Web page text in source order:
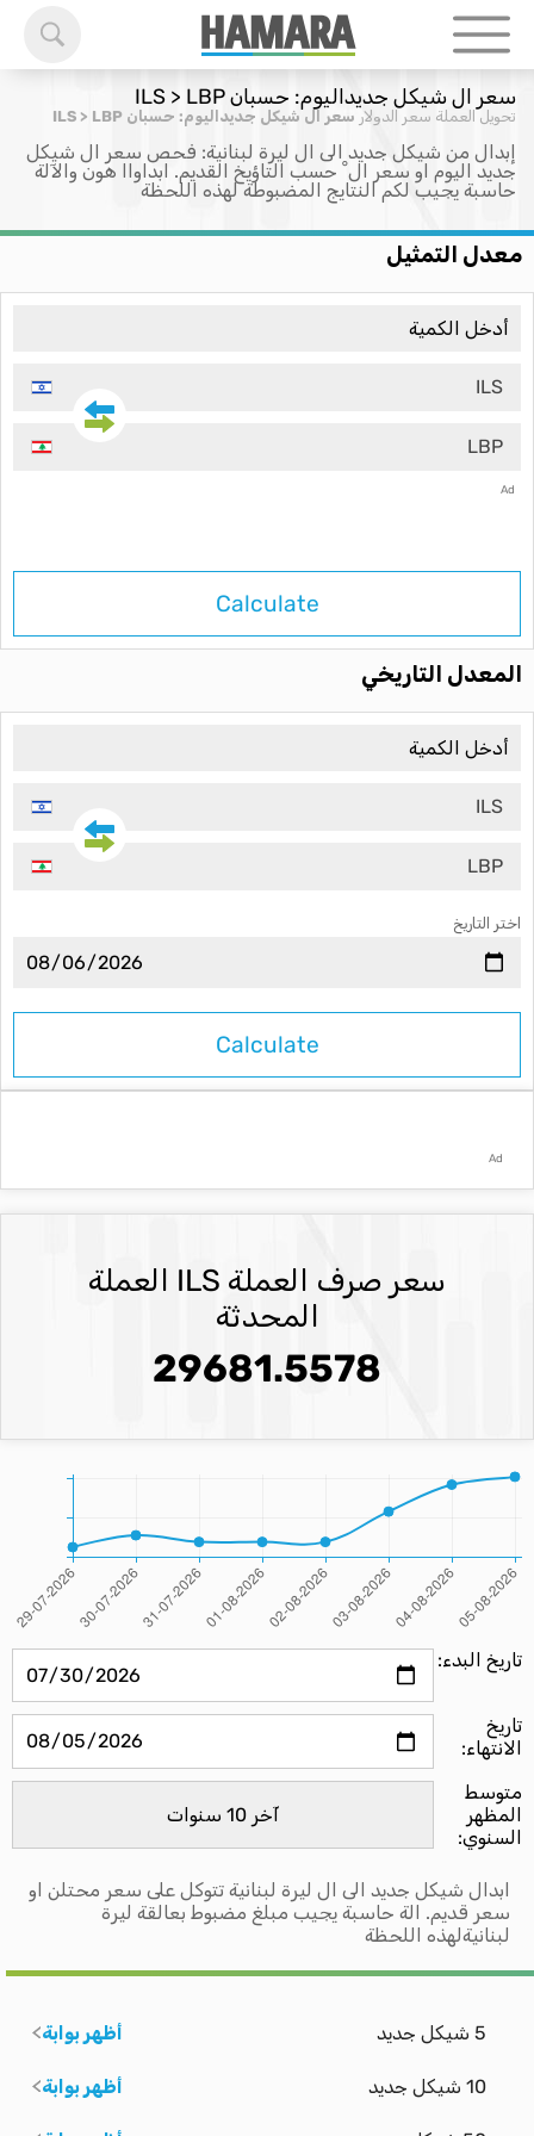
سعر ال شيكل جديداليوم: حسبان ILS > LBP
تحويل العملة سعر الدولار سعر ال شيكل جديداليوم: حسبان ILS > LBP
إبدال من شيكل جديد الى ال ليرة لبنانية: فحص سعر ال شيكل
جديد اليوم او سعر ال ْ حسب التاؤيخ القديم. ابداواا هون والآلة
حاسبة يجيب لكم النتايج المضبوطة لهذه اللحظة
معدل التمثيل
ILS
LBP
Ad
Calculate
المعدل التاريخي
ILS
LBP
اختر التاريخ
Ad
سعر صرف العملة ILS العملة
المحدثة
29681.5578
تاريخ البدء:
تاريخ
الانتهاء:
متوسط ​​
المظهر
السنوي:
ابدال شيكل جديد الى ال ليرة لبنانية تتوكل على سعر محتلن او
سعر قديم. الة حاسبة يجيب مبلغ مضبوط بعالقة ليرة
لبنانيةلهذه اللحظة
5 شيكل جديد أظهر بوابة
10 شيكل جديد أظهر بوابة